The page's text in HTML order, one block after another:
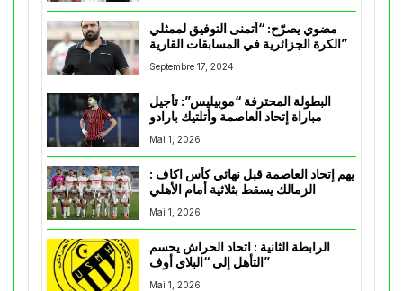
مضوي يصرّح: “أتمنى التوفيق لممثلي
الكرة الجزائرية في المسابقات القارية”
Septembre 17, 2024
البطولة المحترفة “موبيليس”: تأجيل
مباراة إتحاد العاصمة وأتلتيك بارادو
Mai 1, 2026
يهم إتحاد العاصمة قبل نهائي كأس اكاف :
Mai 1, 2026
الرابطة الثانية : اتحاد الحراش يحسم
التأهل إلى “البلاي أوف”
Mai 1, 2026